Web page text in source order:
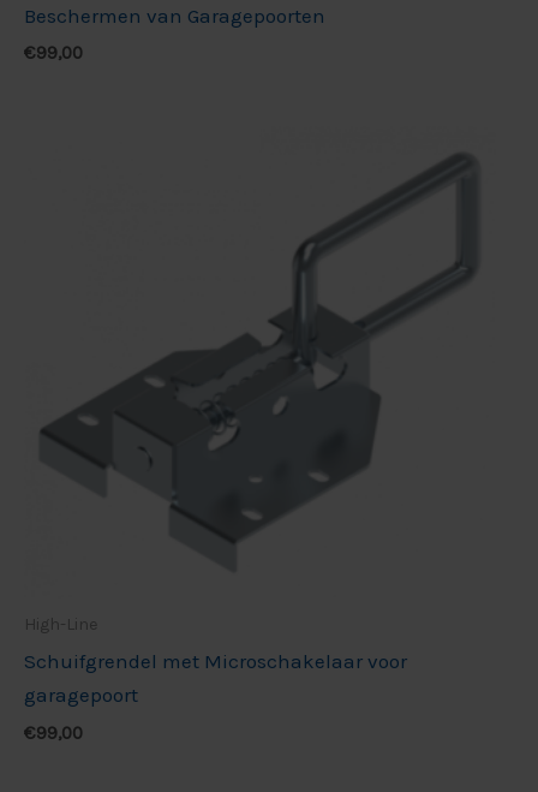
Beschermen van Garagepoorten
€99,00
High-Line
Schuifgrendel met Microschakelaar voor
garagepoort
€99,00